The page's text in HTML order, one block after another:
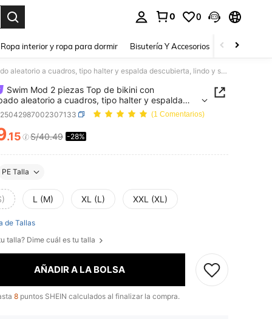
0 0
Ropa interior y ropa para dormir Bisutería Y Accesorios Zapatos
Swim Mod 2 piezas Top de bikini con estampado aleatorio a cuadros, tipo halter y espalda descubierta, lindo y sexy, apto para vacaciones y festivales de música
Swim Mod 2 piezas Top de bikini con
aleatorio a cuadros, tipo halter y espalda
lindo y sexy, apto para vacaciones y
de música
(1 Comentarios)
AND AVAILABILITY
.15 S/40.49 -28%
PE Talla
L (M) XL (L) XXL (XL)
de Tallas
talla? Dime cuál es tu talla
AÑADIR A LA BOLSA
8 puntos SHEIN calculados al finalizar la compra.